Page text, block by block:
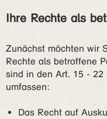
Ihre Rechte als
Zunächst möchten wir
Rechte als betroffene
sind in den Art. 15 - 22
umfassen:
Das Recht auf